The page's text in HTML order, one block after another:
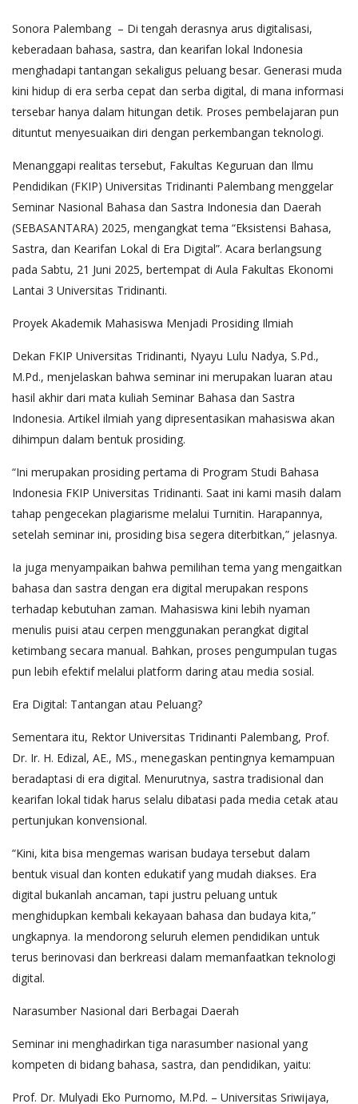
Sonora Palembang – Di tengah derasnya arus digitalisasi,
keberadaan bahasa, sastra, dan kearifan lokal Indonesia
menghadapi tantangan sekaligus peluang besar. Generasi muda
kini hidup di era serba cepat dan serba digital, di mana informasi
tersebar hanya dalam hitungan detik. Proses pembelajaran pun
dituntut menyesuaikan diri dengan perkembangan teknologi.
Menanggapi realitas tersebut, Fakultas Keguruan dan Ilmu
Pendidikan (FKIP) Universitas Tridinanti Palembang menggelar
Seminar Nasional Bahasa dan Sastra Indonesia dan Daerah
(SEBASANTARA) 2025, mengangkat tema “Eksistensi Bahasa,
Sastra, dan Kearifan Lokal di Era Digital”. Acara berlangsung
pada Sabtu, 21 Juni 2025, bertempat di Aula Fakultas Ekonomi
Lantai 3 Universitas Tridinanti.
Proyek Akademik Mahasiswa Menjadi Prosiding Ilmiah
Dekan FKIP Universitas Tridinanti, Nyayu Lulu Nadya, S.Pd.,
M.Pd., menjelaskan bahwa seminar ini merupakan luaran atau
hasil akhir dari mata kuliah Seminar Bahasa dan Sastra
Indonesia. Artikel ilmiah yang dipresentasikan mahasiswa akan
dihimpun dalam bentuk prosiding.
“Ini merupakan prosiding pertama di Program Studi Bahasa
Indonesia FKIP Universitas Tridinanti. Saat ini kami masih dalam
tahap pengecekan plagiarisme melalui Turnitin. Harapannya,
setelah seminar ini, prosiding bisa segera diterbitkan,” jelasnya.
Ia juga menyampaikan bahwa pemilihan tema yang mengaitkan
bahasa dan sastra dengan era digital merupakan respons
terhadap kebutuhan zaman. Mahasiswa kini lebih nyaman
menulis puisi atau cerpen menggunakan perangkat digital
ketimbang secara manual. Bahkan, proses pengumpulan tugas
pun lebih efektif melalui platform daring atau media sosial.
Era Digital: Tantangan atau Peluang?
Sementara itu, Rektor Universitas Tridinanti Palembang, Prof.
Dr. Ir. H. Edizal, AE., MS., menegaskan pentingnya kemampuan
beradaptasi di era digital. Menurutnya, sastra tradisional dan
kearifan lokal tidak harus selalu dibatasi pada media cetak atau
pertunjukan konvensional.
“Kini, kita bisa mengemas warisan budaya tersebut dalam
bentuk visual dan konten edukatif yang mudah diakses. Era
digital bukanlah ancaman, tapi justru peluang untuk
menghidupkan kembali kekayaan bahasa dan budaya kita,”
ungkapnya. Ia mendorong seluruh elemen pendidikan untuk
terus berinovasi dan berkreasi dalam memanfaatkan teknologi
digital.
Narasumber Nasional dari Berbagai Daerah
Seminar ini menghadirkan tiga narasumber nasional yang
kompeten di bidang bahasa, sastra, dan pendidikan, yaitu:
Prof. Dr. Mulyadi Eko Purnomo, M.Pd. – Universitas Sriwijaya,